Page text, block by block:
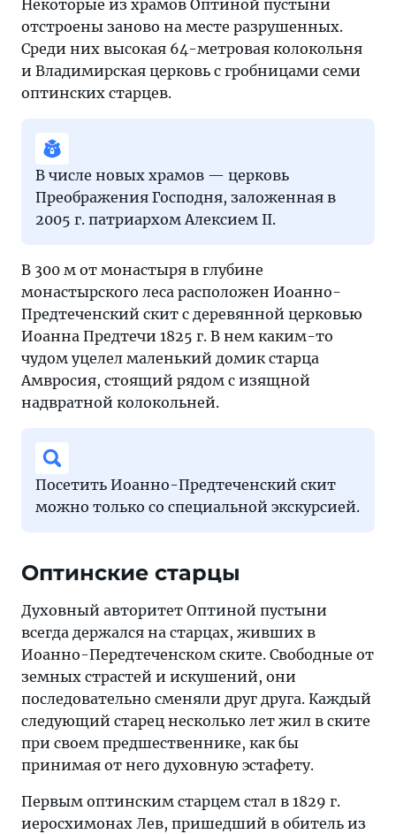
Некоторые из храмов Оптиной пустыни
отстроены заново на месте разрушенных.
Среди них высокая 64-метровая колокольня
и Владимирская церковь с гробницами семи
оптинских старцев.
В числе новых храмов — церковь
Преображения Господня, заложенная в
2005 г. патриархом Алексием II.
В 300 м от монастыря в глубине
монастырского леса расположен Иоанно-
Предтеченский скит с деревянной церковью
Иоанна Предтечи 1825 г. В нем каким-то
чудом уцелел маленький домик старца
Амвросия, стоящий рядом с изящной
надвратной колокольней.
Посетить Иоанно-Предтеченский скит
можно только со специальной экскурсией.
Оптинские старцы
Духовный авторитет Оптиной пустыни
всегда держался на старцах, живших в
Иоанно-Передтеченском ските. Свободные от
земных страстей и искушений, они
последовательно сменяли друг друга. Каждый
следующий старец несколько лет жил в ските
при своем предшественнике, как бы
принимая от него духовную эстафету.
Первым оптинским старцем стал в 1829 г.
иеросхимонах Лев, пришедший в обитель из